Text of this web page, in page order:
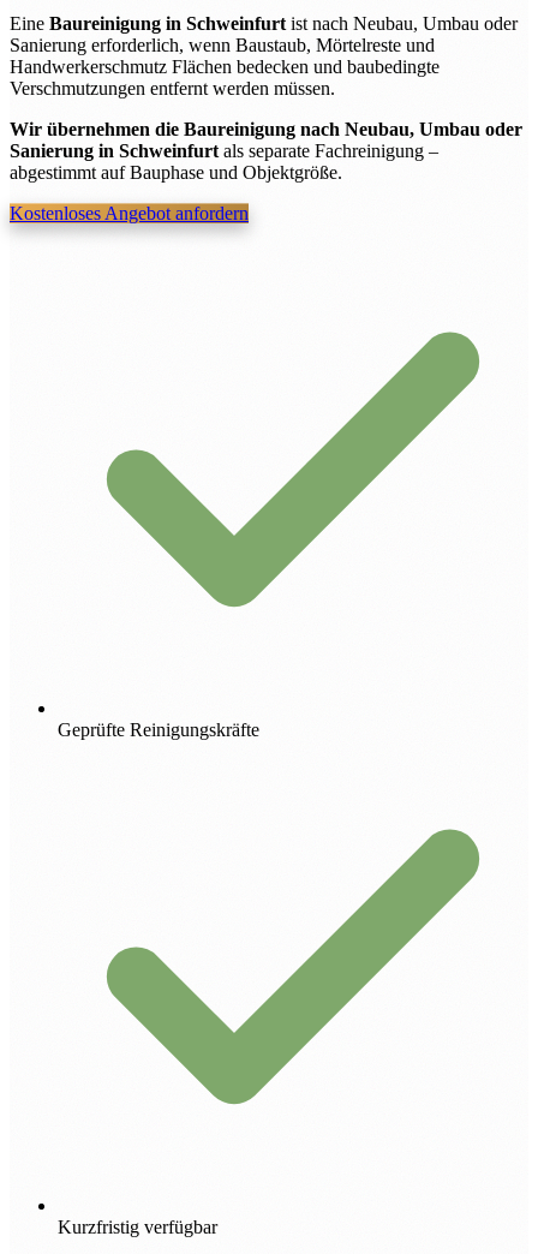
Eine Baureinigung in Schweinfurt ist nach Neubau, Umbau oder
Sanierung erforderlich, wenn Baustaub, Mörtelreste und
Handwerkerschmutz Flächen bedecken und baubedingte
Verschmutzungen entfernt werden müssen.
Wir übernehmen die Baureinigung nach Neubau, Umbau oder
Sanierung in Schweinfurt als separate Fachreinigung –
abgestimmt auf Bauphase und Objektgröße.
Kostenloses Angebot anfordern
Geprüfte Reinigungskräfte
Kurzfristig verfügbar